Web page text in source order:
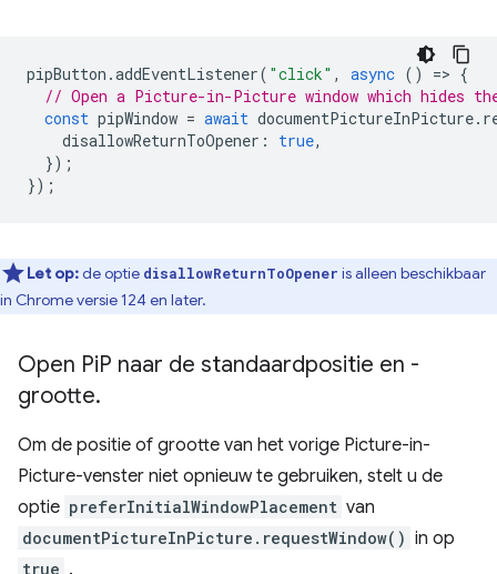
pipButton .addEventListener( "click" , async () => {
// Open a Picture-in-Picture window which hides
const pipWindow = await documentPictureInPicture.
disallowReturnToOpener : true,
});
});
Let op:de optie disallowReturnToOpener is alleen beschikbaar
in Chrome versie 124 en later.
Open PiP naar de standaardpositie en -
grootte.
Om de positie of grootte van het vorige Picture-in-
Picture-venster niet opnieuw te gebruiken, stelt u de
optie preferInitialWindowPlacement van
documentPictureInPicture.requestWindow() in op
true .